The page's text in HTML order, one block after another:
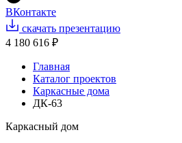
ВКонтакте
скачать презентацию
4 180 616 ₽
Главная
Каталог проектов
Каркасные дома
ДК-63
Каркасный дом